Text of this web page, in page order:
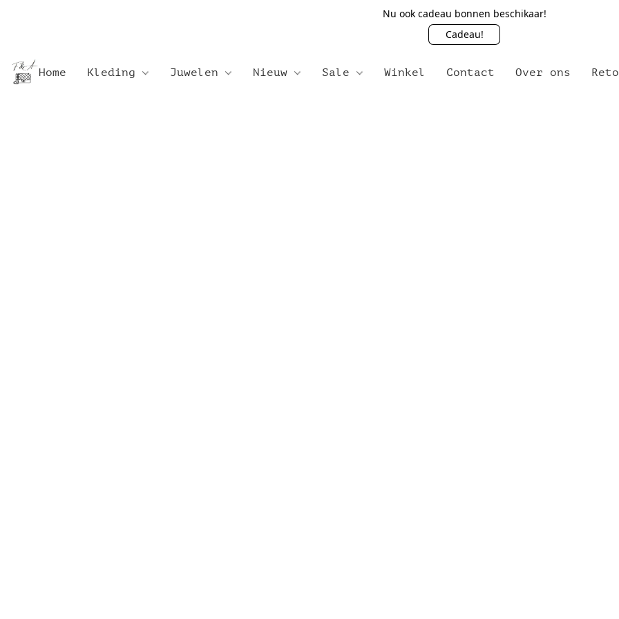
Nu ook cadeau bonnen beschikaar!
Cadeau!
Home Kleding Juwelen Nieuw Sale Winkel Contact Over ons